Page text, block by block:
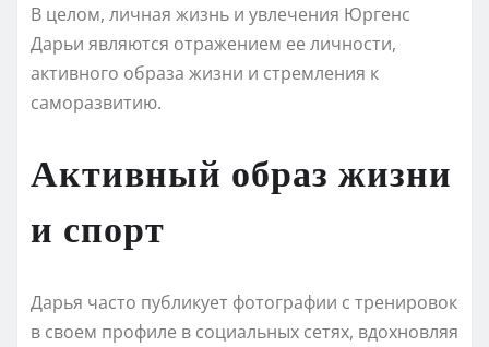
В целом, личная жизнь и увлечения Юргенс
Дарьи являются отражением ее личности,
активного образа жизни и стремления к
саморазвитию.
Активный образ жизни
и спорт
Дарья часто публикует фотографии с тренировок
в своем профиле в социальных сетях, вдохновляя